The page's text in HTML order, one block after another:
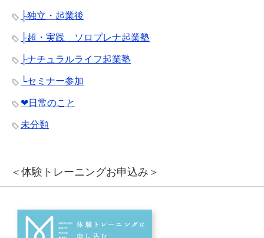
├独立・起業後
├超・実践 ソロプレナ起業塾
├ナチュラルライフ起業塾
└セミナー参加
❤︎日常のこと
未分類
＜体験トレーニングお申込み＞